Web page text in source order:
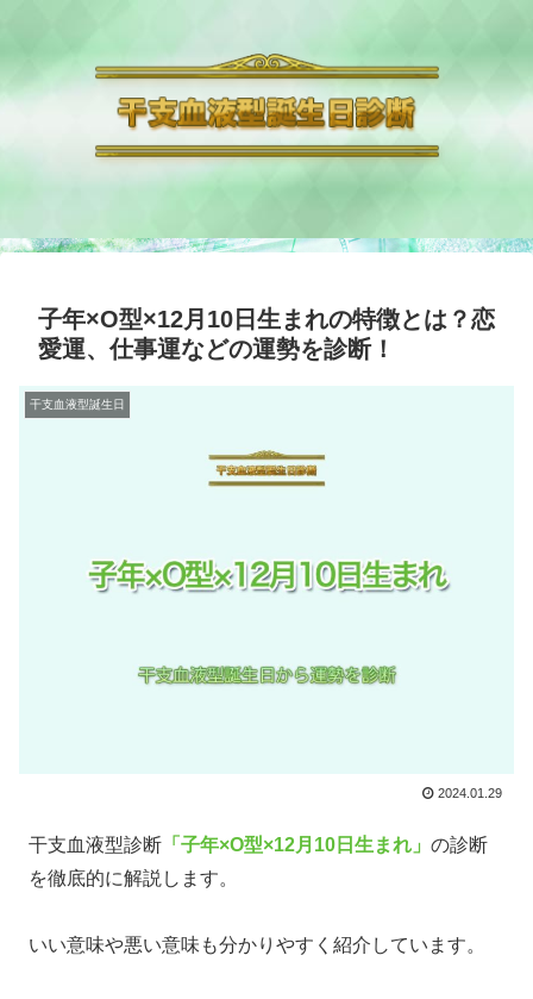
子年×O型×12月10日生まれの特徴とは？恋
愛運、仕事運などの運勢を診断！
干支血液型誕生日
2024.01.29
干支血液型診断 「子年×O型×12月10日生まれ」 の診断
を徹底的に解説します。
いい意味や悪い意味も分かりやすく紹介しています。